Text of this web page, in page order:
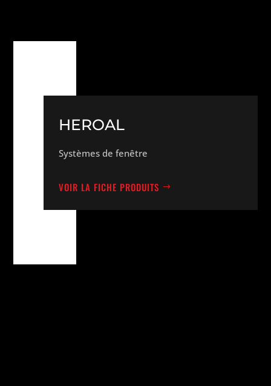
HEROAL
Systèmes de fenêtre
VOIR LA FICHE PRODUITS